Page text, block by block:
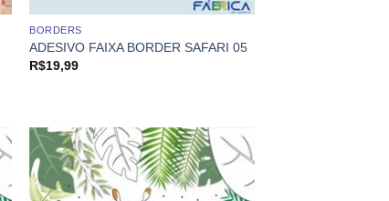
BORDERS
ADESIVO FAIXA BORDER SAFARI 05
R$19,99